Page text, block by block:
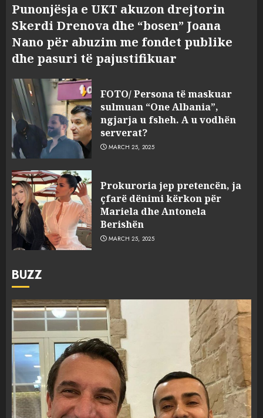
Punonjësja e UKT akuzon drejtorin
Skerdi Drenova dhe “bosen” Joana
Nano për abuzim me fondet publike
dhe pasuri të pajustifikuar
FOTO/ Persona të maskuar
sulmuan “One Albania”,
ngjarja u fsheh. A u vodhën
serverat?
MARCH 25, 2025
Prokuroria jep pretencën, ja
çfarë dënimi kërkon për
Mariela dhe Antonela
Berishën
MARCH 25, 2025
BUZZ